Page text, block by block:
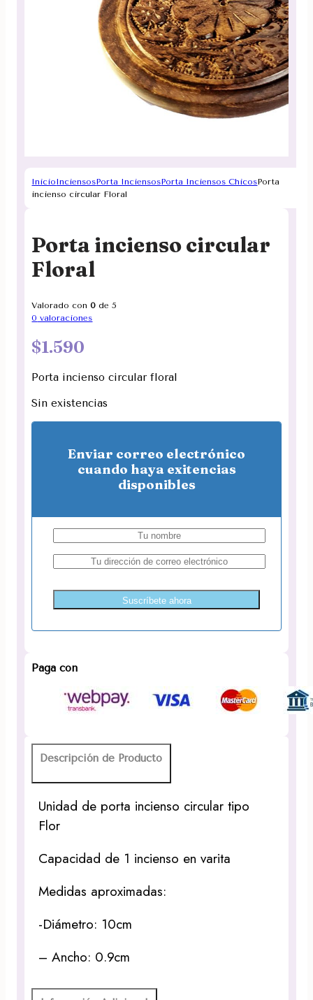
InicioInciensosPorta InciensosPorta Inciensos ChicosPorta
incienso circular Floral
Porta incienso circular
Floral
Valorado con0 de 5
0 valoraciones
$1.590
Porta incienso circular floral
Sin existencias
Enviar correo electrónico
cuando haya exitencias
disponibles
Suscríbete ahora
Paga con
Descripción de Producto
Unidad de porta incienso circular tipo
Flor
Capacidad de 1 incienso en varita
Medidas aproximadas:
-Diámetro: 10cm
– Ancho: 0.9cm